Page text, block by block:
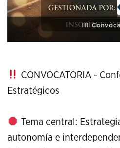
XI Conference on
CONVOCATORIA -
Estratégicos
Tema central:
autonomía e